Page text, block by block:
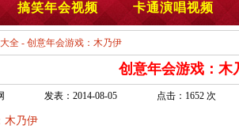
搞笑年会视频 卡通演唱视频
全 - 创意年会游戏：木乃伊
创意年会游戏：木
发表：2014-08-05 点击：1652 次
木乃伊